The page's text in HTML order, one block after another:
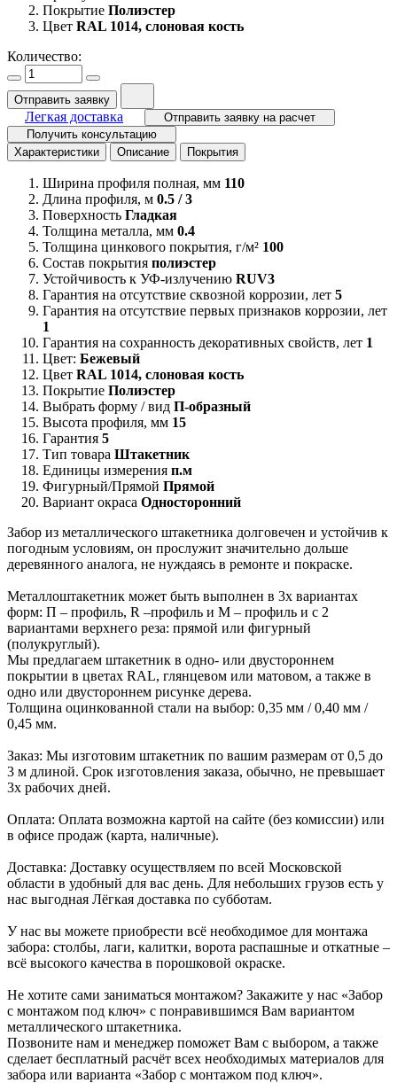
Покрытие Полиэстер
Цвет RAL 1014, слоновая кость
Количество:
Отправить заявку
Легкая доставка
Отправить заявку на расчет
Получить консультацию
Характеристики
Описание Покрытия
Ширина профиля полная, мм 110
Длина профиля, м 0.5 / 3
Поверхность Гладкая
Толщина металла, мм 0.4
Толщина цинкового покрытия, г/м² 100
Состав покрытия полиэстер
Устойчивость к УФ-излучению RUV3
Гарантия на отсутствие сквозной коррозии, лет 5
Гарантия на отсутствие первых признаков коррозии, лет
1
Гарантия на сохранность декоративных свойств, лет 1
Цвет: Бежевый
Цвет RAL 1014, слоновая кость
Покрытие Полиэстер
Выбрать форму / вид П-образный
Высота профиля, мм 15
Гарантия 5
Тип товара Штакетник
Единицы измерения п.м
Фигурный/Прямой Прямой
Вариант окраса Односторонний
Забор из металлического штакетника долговечен и устойчив к
погодным условиям, он прослужит значительно дольше
деревянного аналога, не нуждаясь в ремонте и покраске.
Металлоштакетник может быть выполнен в 3х вариантах
форм: П – профиль, R –профиль и М – профиль и с 2
вариантами верхнего реза: прямой или фигурный
(полукруглый).
Мы предлагаем штакетник в одно- или двустороннем
покрытии в цветах RAL, глянцевом или матовом, а также в
одно или двустороннем рисунке дерева.
Толщина оцинкованной стали на выбор: 0,35 мм / 0,40 мм /
0,45 мм.
Заказ: Мы изготовим штакетник по вашим размерам от 0,5 до
3 м длиной. Срок изготовления заказа, обычно, не превышает
3х рабочих дней.
Оплата: Оплата возможна картой на сайте (без комиссии) или
в офисе продаж (карта, наличные).
Доставка: Доставку осуществляем по всей Московской
области в удобный для вас день. Для небольших грузов есть у
нас выгодная Лёгкая доставка по субботам.
У нас вы можете приобрести всё необходимое для монтажа
забора: столбы, лаги, калитки, ворота распашные и откатные –
всё высокого качества в порошковой окраске.
Не хотите сами заниматься монтажом? Закажите у нас «Забор
с монтажом под ключ» с понравившимся Вам вариантом
металлического штакетника.
Позвоните нам и менеджер поможет Вам с выбором, а также
сделает бесплатный расчёт всех необходимых материалов для
забора или варианта «Забор с монтажом под ключ».